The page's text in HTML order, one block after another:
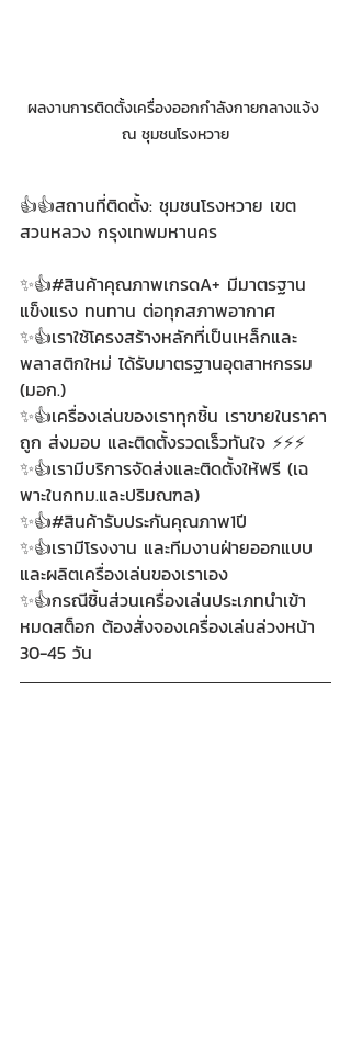
ผลงานการติดตั้งเครื่องออกกำลังกายกลางแจ้ง
ณ ชุมชนโรงหวาย
👍👍สถานที่ติดตั้ง: ชุมชนโรงหวาย เขต
สวนหลวง กรุงเทพมหานคร
✨👍#สินค้าคุณภาพเกรดA+ มีมาตรฐาน
แข็งแรง ทนทาน ต่อทุกสภาพอากาศ
✨👍เราใช้โครงสร้างหลักที่เป็นเหล็กและ
พลาสติกใหม่ ได้รับมาตรฐานอุตสาหกรรม
(มอก.)
✨👍เครื่องเล่นของเราทุกชิ้น เราขายในราคา
ถูก ส่งมอบ และติดตั้งรวดเร็วทันใจ ⚡⚡⚡
✨👍เรามีบริการจัดส่งและติดตั้งให้ฟรี (เฉ
พาะในกทม.และปริมณฑล)
✨👍#สินค้ารับประกันคุณภาพ1ปี
✨👍เรามีโรงงาน และทีมงานฝ่ายออกแบบ
และผลิตเครื่องเล่นของเราเอง
✨👍กรณีชิ้นส่วนเครื่องเล่นประเภทนำเข้า
หมดสต็อก ต้องสั่งจองเครื่องเล่นล่วงหน้า
30-45 วัน